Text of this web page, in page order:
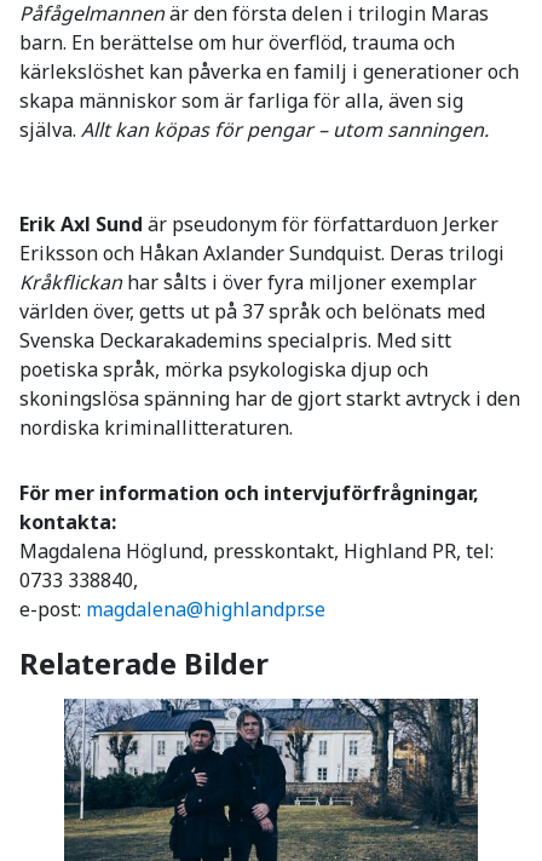
Påfågelmannenär den första delen i trilogin Maras
barn. En berättelse om hur överflöd, trauma och
kärlekslöshet kan påverka en familj i generationer och
skapa människor som är farliga för alla, även sig
själva. Allt kan köpas för pengar – utom sanningen.
Erik Axl Sund är pseudonym för författarduon Jerker
Eriksson och Håkan Axlander Sundquist. Deras trilogi
Kråkflickanhar sålts i över fyra miljoner exemplar
världen över, getts ut på 37 språk och belönats med
Svenska Deckarakademins specialpris. Med sitt
poetiska språk, mörka psykologiska djup och
skoningslösa spänning har de gjort starkt avtryck i den
nordiska kriminallitteraturen.
För mer information och intervjuförfrågningar,
kontakta:
Magdalena Höglund, presskontakt, Highland PR, tel:
0733 338840,
e-post: magdalena@highlandpr.se
Relaterade Bilder